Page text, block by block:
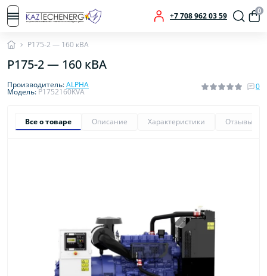
+7 708 962 03 59
0
P175-2 — 160 кВА
P175-2 — 160 кВА
Производитель:ALPHA
Модель:P1752160KVA
0
Все о товаре Описание Характеристики Отзывы